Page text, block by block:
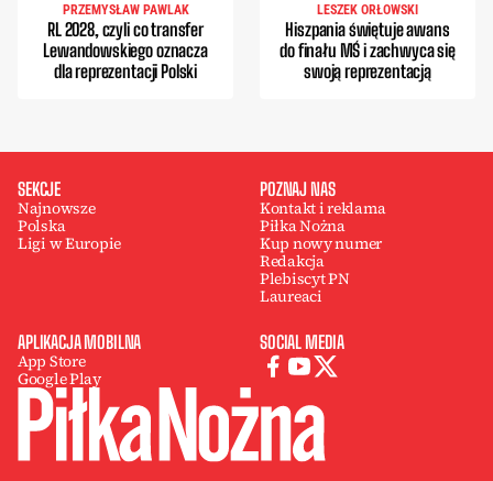
PRZEMYSŁAW PAWLAK
RL 2028, czyli co transfer
Lewandowskiego oznacza
dla reprezentacji Polski
LESZEK ORŁOWSKI
Hiszpania świętuje awans
do finału MŚ i zachwyca się
swoją reprezentacją
SEKCJE
Najnowsze
Polska
Ligi w Europie
POZNAJ NAS
Kontakt i reklama
Piłka Nożna
Kup nowy numer
Redakcja
Plebiscyt PN
Laureaci
APLIKACJA MOBILNA
App Store
Google Play
SOCIAL MEDIA